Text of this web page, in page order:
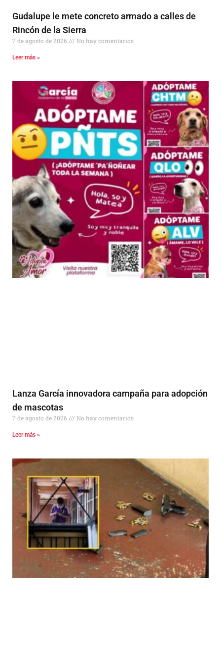
Gudalupe le mete concreto armado a calles de
Rincón de la Sierra
7 de agosto de 2026 No hay comentarios
Leer más »
Lanza García innovadora campaña para adopción
de mascotas
7 de agosto de 2026 No hay comentarios
Leer más »